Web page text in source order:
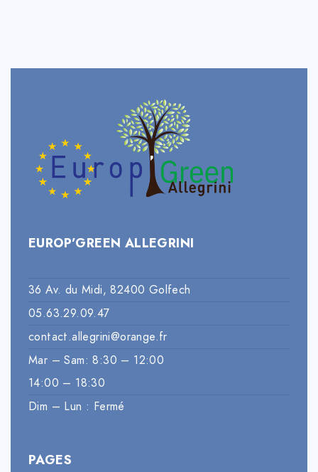
EUROP’GREEN ALLEGRINI
36 Av. du Midi, 82400 Golfech
05.63.29.09.47
contact.allegrini@orange.fr
Mar – Sam: 8:30 – 12:00
14:00 – 18:30
Dim – Lun : Fermé
PAGES